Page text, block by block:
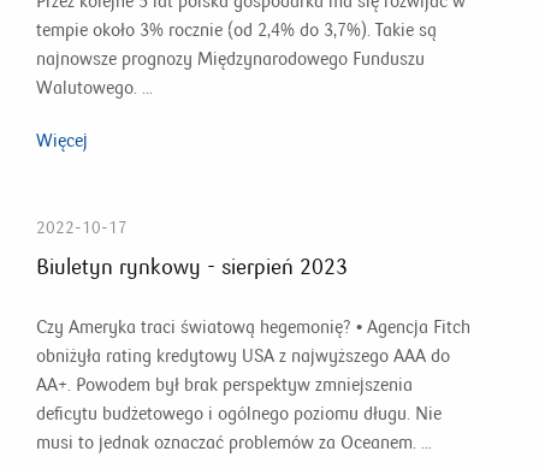
tempie około 3% rocznie (od 2,4% do 3,7%). Takie są
najnowsze prognozy Międzynarodowego Funduszu
Walutowego. ...
Więcej
2022-10-17
Biuletyn rynkowy - sierpień 2023
Czy Ameryka traci światową hegemonię? • Agencja Fitch
obniżyła rating kredytowy USA z najwyższego AAA do
AA+. Powodem był brak perspektyw zmniejszenia
deficytu budżetowego i ogólnego poziomu długu. Nie
musi to jednak oznaczać problemów za Oceanem. ...